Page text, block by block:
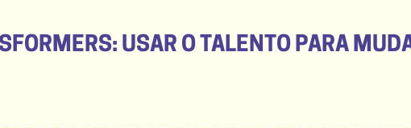
USAR O TALENTO PARA